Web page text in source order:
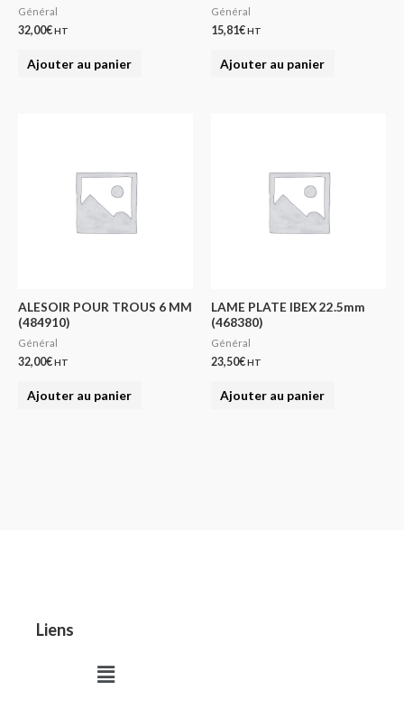
Général
32,00€HT
Ajouter au panier
Général
15,81€HT
Ajouter au panier
ALESOIR POUR TROUS 6 MM
(484910)
Général
32,00€HT
Ajouter au panier
LAME PLATE IBEX 22.5mm
(468380)
Général
23,50€HT
Ajouter au panier
Liens
Menu